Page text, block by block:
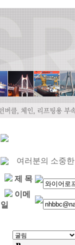
여러분의 소중
제 목
이메
일